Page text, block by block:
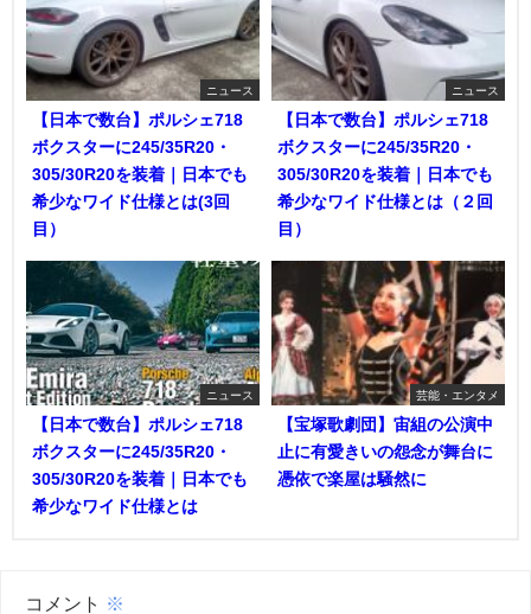
ニュース
【日本で数台】ポルシェ718
ボクスターに245/35R20・
305/30R20を装着｜日本でも
希少なワイド仕様とは(3回
目）
ニュース
【日本で数台】ポルシェ718
ボクスターに245/35R20・
305/30R20を装着｜日本でも
希少なワイド仕様とは（２回
目）
ニュース
【日本で数台】ポルシェ718
ボクスターに245/35R20・
305/30R20を装着｜日本でも
希少なワイド仕様とは
芸能・エンタメ
【宝塚歌劇団】宙組の公演中
止に有愛きいの怨念が舞台に
憑依で楽屋は騒然に
コメント ※